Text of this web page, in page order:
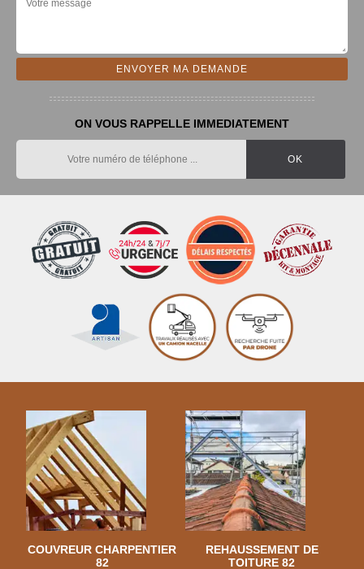
ON VOUS RAPPELLE IMMEDIATEMENT
COUVREUR CHARPENTIER
82
REHAUSSEMENT DE
TOITURE 82